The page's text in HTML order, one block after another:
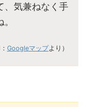
、気兼ねなく手
Googleマップより）